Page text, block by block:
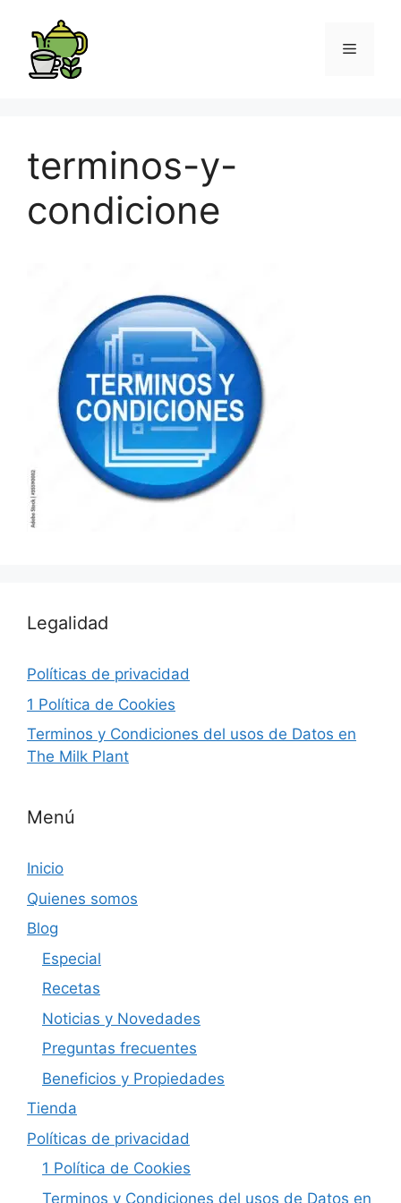
terminos-y-
condicione
Legalidad
Políticas de privacidad
1 Política de Cookies
Terminos y Condiciones del usos de Datos en
The Milk Plant
Menú
Inicio
Quienes somos
Blog
Especial
Recetas
Noticias y Novedades
Preguntas frecuentes
Beneficios y Propiedades
Tienda
Políticas de privacidad
1 Política de Cookies
Terminos y Condiciones del usos de Datos en